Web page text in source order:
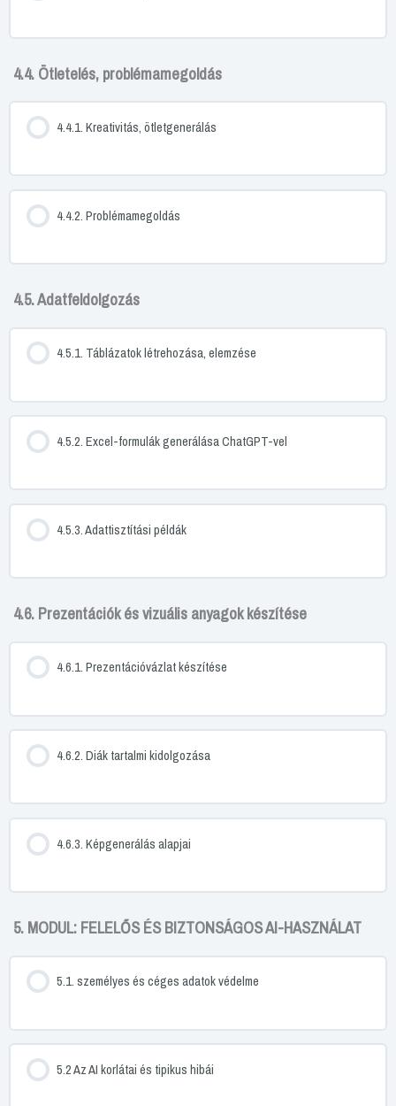
4.4. Ötletelés, problémamegoldás
4.4.1. Kreativitás, ötletgenerálás
4.4.2. Problémamegoldás
4.5. Adatfeldolgozás
4.5.1. Táblázatok létrehozása, elemzése
4.5.2. Excel-formulák generálása ChatGPT-vel
4.5.3. Adattisztítási példák
4.6. Prezentációk és vizuális anyagok készítése
4.6.1. Prezentációvázlat készítése
4.6.2. Diák tartalmi kidolgozása
4.6.3. Képgenerálás alapjai
5. MODUL: FELELŐS ÉS BIZTONSÁGOS AI-HASZNÁLAT
5.1. személyes és céges adatok védelme
5.2 Az AI korlátai és tipikus hibái